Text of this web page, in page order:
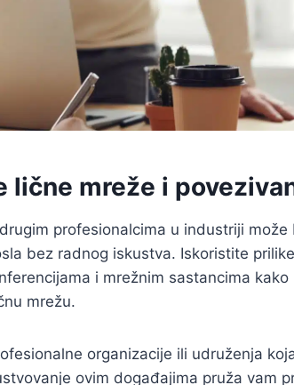
lične mreže i
profesionalcima u industriji
bez radnog iskustva. Iskoristite
i mrežnim sastancima
mrežu.
organizacije ili udruženja
ovim događajima pruža vam